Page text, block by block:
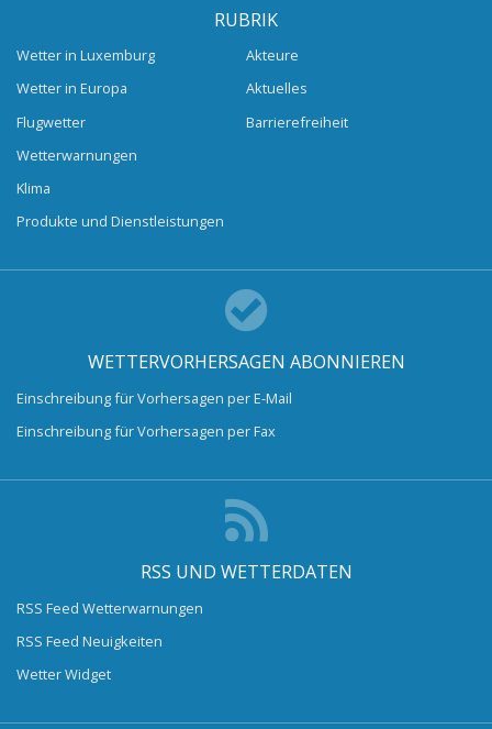
RUBRIK
Wetter in Luxemburg
Wetter in Europa
Flugwetter
Wetterwarnungen
Klima
Produkte und Dienstleistungen
Akteure
Aktuelles
Barrierefreiheit
WETTERVORHERSAGEN ABONNIEREN
Einschreibung für Vorhersagen per E-Mail
Einschreibung für Vorhersagen per Fax
RSS UND WETTERDATEN
RSS Feed Wetterwarnungen
RSS Feed Neuigkeiten
Wetter Widget